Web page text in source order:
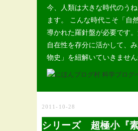
今、人類は大きな時代のう
ます。 こんな時代こそ「自
導かれた羅針盤が必要です
自在性を存分に活かして、
物史」を紐解いていきません
2011-10-28
シリーズ 超極小『